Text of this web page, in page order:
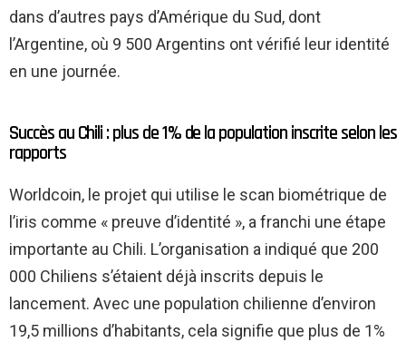
dans d’autres pays d’Amérique du Sud, dont
l’Argentine, où 9 500 Argentins ont vérifié leur identité
en une journée.
Succès au Chili : plus de 1% de la population inscrite selon les
rapports
Worldcoin, le projet qui utilise le scan biométrique de
l’iris comme « preuve d’identité », a franchi une étape
importante au Chili. L’organisation a indiqué que 200
000 Chiliens s’étaient déjà inscrits depuis le
lancement. Avec une population chilienne d’environ
19,5 millions d’habitants, cela signifie que plus de 1%